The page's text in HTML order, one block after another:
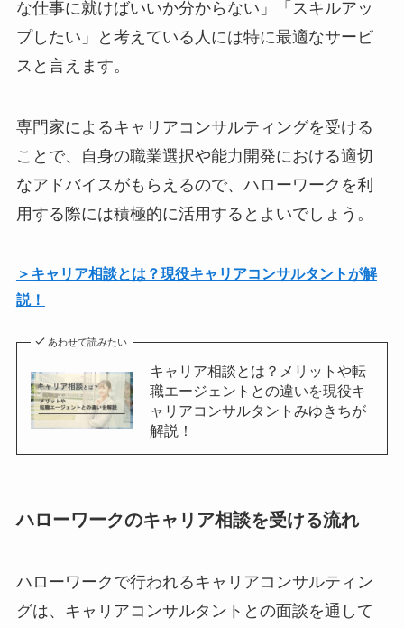
な仕事に就けばいいか分からない」「スキルアッ
プしたい」と考えている人には特に最適なサービ
スと言えます。
専門家によるキャリアコンサルティングを受ける
ことで、自身の職業選択や能力開発における適切
なアドバイスがもらえるので、ハローワークを利
用する際には積極的に活用するとよいでしょう。
＞キャリア相談とは？現役キャリアコンサルタントが解
説！
あわせて読みたい
キャリア相談とは？メリットや転
職エージェントとの違いを現役キ
ャリアコンサルタントみゆきちが
解説！
ハローワークのキャリア相談を受ける流れ
ハローワークで行われるキャリアコンサルティン
グは、キャリアコンサルタントとの面談を通して